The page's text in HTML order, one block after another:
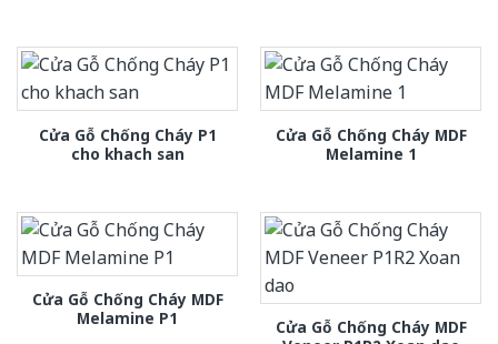
Cửa Gỗ Chống Cháy P1
cho khach san
Cửa Gỗ Chống Cháy MDF
Melamine 1
Cửa Gỗ Chống Cháy MDF
Melamine P1
Cửa Gỗ Chống Cháy MDF